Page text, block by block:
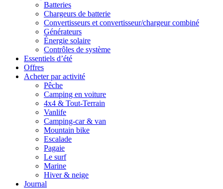
Batteries
Chargeurs de batterie
Convertisseurs et convertisseur/chargeur combiné
Générateurs
Énergie solaire
Contrôles de système
Essentiels d’été
Offres
Acheter par activité
Pêche
Camping en voiture
4x4 & Tout-Terrain
Vanlife
Camping-car & van
Mountain bike
Escalade
Pagaie
Le surf
Marine
Hiver & neige
Journal